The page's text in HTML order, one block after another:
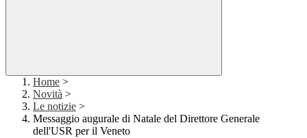
Home >
Novità >
Le notizie >
Messaggio augurale di Natale del Direttore Generale
dell'USR per il Veneto